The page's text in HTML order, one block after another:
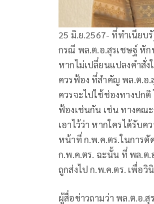
25 มิ.ย.2567- ที่ทำเนีย
กรณี พล.ต.อ.สุรเชษฐ์ หัก
หากไม่เปลี่ยนแปลงคำสั่
ควรฟ้อง ที่สำคัญ พล.ต.อ.
ควรจะไปใช้ช่องทางปก
ฟ้องเช่นกัน เช่น ทางคณ
เอาไว้ว่า หากใครได้รับ
หน้าที่ ก.พ.ค.ตร.ในการตั
ก.พ.ค.ตร. ฉะนั้น ที่ พล.ต.
ถูกส่งไป ก.พ.ค.ตร. เพื่อวิ
ผู้สื่อข่าวถามว่า พล.ต.อ.